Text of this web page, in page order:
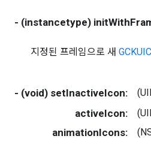
- (instancetype)
지정된 프레임으로 새
- (void) setInactiveIcon:
activeIcon:
animationIcons: